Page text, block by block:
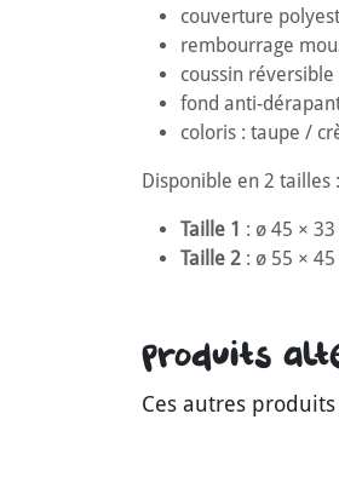
couverture
rembourrage
coussin
fond anti-
coloris : taupe /
Disponible en 2 tailles :
Taille 1 : ø 45 × 33
Taille 2 : ø 55 × 45
Produits
Ces autres